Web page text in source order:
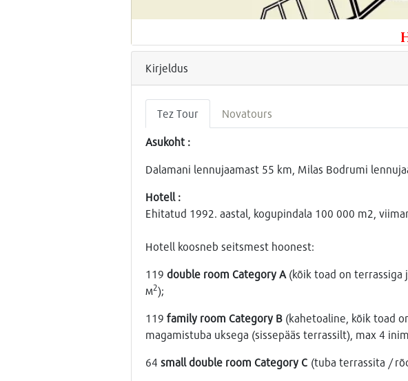
Kirjeldus
Tez Tour Novatours
Asukoht :
Dalamani lennujaamast 55 km, Milas Bodrumi
Hotell :
Ehitatud 1992. aastal, kogupindala 100 000 m2,
Hotell koosneb seitsmest hoonest:
119 double room Сategory A(kõik toad on terrassiga
м2);
119 family room Сategory B(kahetoaline, kõik toad
magamistuba uksega (sissepääs terrassilt), max 4
64 small double room Сategory C (tuba terrassita /